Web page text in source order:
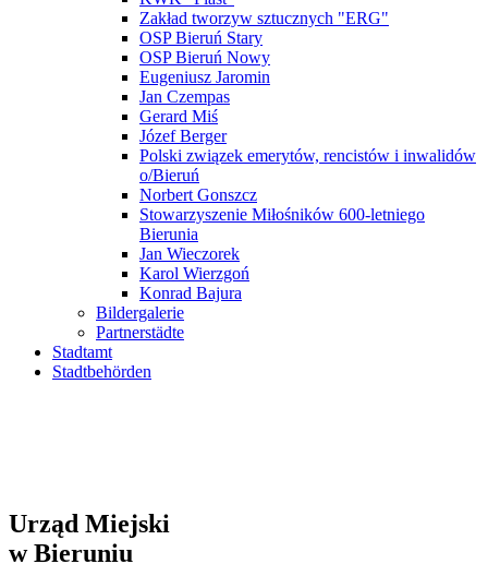
Zakład tworzyw sztucznych "ERG"
OSP Bieruń Stary
OSP Bieruń Nowy
Eugeniusz Jaromin
Jan Czempas
Gerard Miś
Józef Berger
Polski związek emerytów, rencistów i inwalidów
o/Bieruń
Norbert Gonszcz
Stowarzyszenie Miłośników 600-letniego
Bierunia
Jan Wieczorek
Karol Wierzgoń
Konrad Bajura
Bildergalerie
Partnerstädte
Stadtamt
Stadtbehörden
Urząd Miejski
w Bieruniu